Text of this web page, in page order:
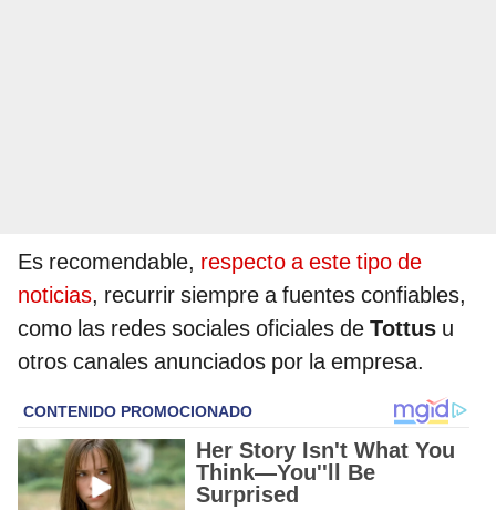
Es recomendable, respecto a este tipo de
noticias, recurrir siempre a fuentes confiables,
como las redes sociales oficiales de Tottus u
otros canales anunciados por la empresa.